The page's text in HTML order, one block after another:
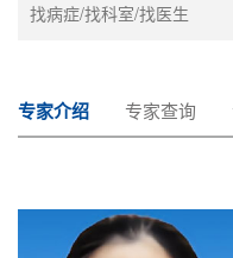
专家介绍 专家查询